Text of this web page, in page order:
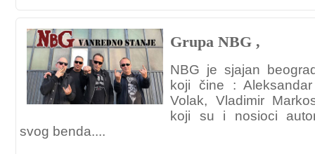
Grupa NBG ,
NBG je sjajan
koji čine :
Volak, Vladimir
koji su i nosioci
svog benda....